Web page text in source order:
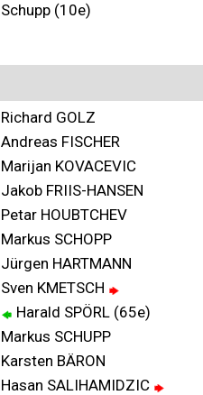
Schupp (10e)
Richard GOLZ
Andreas FISCHER
Marijan KOVACEVIC
Jakob FRIIS-HANSEN
Petar HOUBTCHEV
Markus SCHOPP
Jürgen HARTMANN
Sven KMETSCH
Harald SPÖRL (65e)
Markus SCHUPP
Karsten BÄRON
Hasan SALIHAMIDZIC